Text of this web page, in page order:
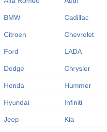
BMW Cadillac
Citroen Chevrolet
Ford LADA
Dodge Chrysler
Honda Hummer
Hyundai Infiniti
Jeep Kia